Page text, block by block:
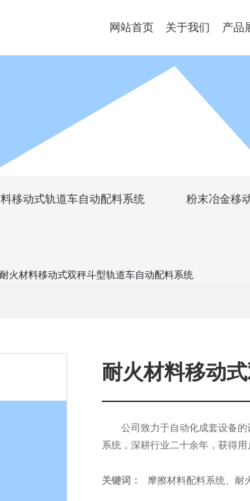
网站首页 关于我们 产品
耐火材料移动式双秤斗型轨道车自动配料系统
移动式轨道车自动配料系统 粉末冶金移
耐火材料移动式双秤斗型轨道车自动配料系统
耐火材料移动
公司致力于自动化成套设备的
系统，深耕行业二十余年，获得用
关键词： 摩擦材料配料系统、耐